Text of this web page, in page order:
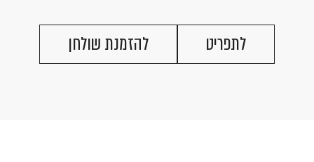
לתפריט להזמנת שולחן